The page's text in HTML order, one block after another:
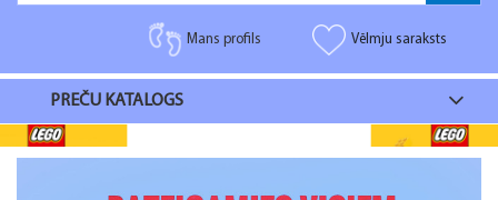
Vēlmju saraksts
Mans profils
PREČU KATALOGS